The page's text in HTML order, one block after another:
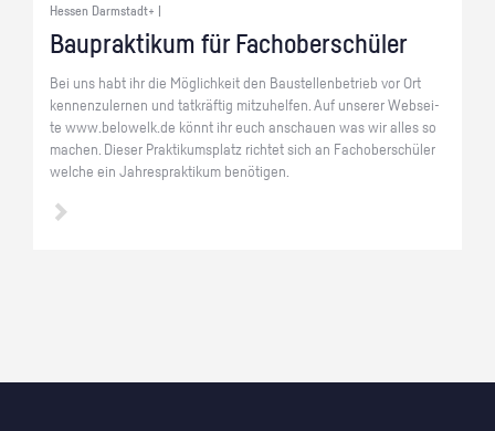
Hessen Darmstadt+ |
Bau­prak­ti­kum für Fach­ober­schü­ler
Bei uns habt ihr die Mög­lich­keit den Bau­stel­len­be­trieb vor Ort
ken­nen­zu­ler­nen und tat­kräf­tig mit­zu­hel­fen. Auf un­se­rer Web­sei­
te www.​belowelk.​de könnt ihr euch an­schau­en was wir alles so
ma­chen. Die­ser Prak­ti­kums­platz rich­tet sich an Fach­ober­schü­ler
wel­che ein Jah­resprak­ti­kum be­nö­ti­gen.